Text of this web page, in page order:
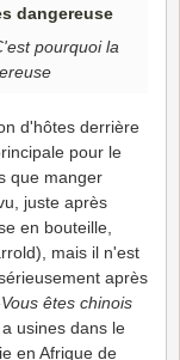
pourquoi la
d'hôtes derrière
pour le
que manger
juste après
en bouteille,
mais il n'est
après
Vous êtes chinois
usines dans le
en Afrique de